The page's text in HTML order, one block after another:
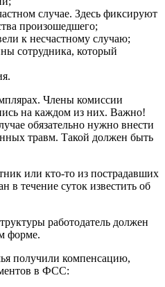
случае. Здесь фиксируют
произошедшего;
к несчастному случаю;
сотрудника, который
Члены комиссии
на каждом из них. Важно!
обязательно нужно внести
травм. Такой должен быть
или кто-то из пострадавших
в течение суток известить об
работодатель должен
форме.
получили компенсацию,
в ФСС: